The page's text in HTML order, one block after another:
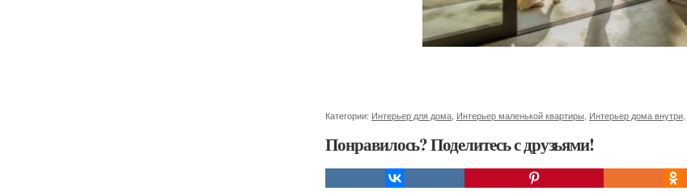
Категории: Интерьер для дома Интерьер маленькой квартиры Интерьер дома внутри
Понравилось? Поделитесь с друзьями!